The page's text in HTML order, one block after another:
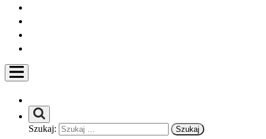
Szukaj:
Czy dzieci to wymagający klienci?
No cóż… Jeśli mowa o meblach do ich pokoi, to muszą jedynie
być:
dzikie harce
xkreatywne, żeby w jednej chwili z łóżko stało się ukrytą bazą,
fantazja, bo fantazja, bo fantazja jest od tego…
pojemne, aby zmieściły wszelkie skarby, LEGO, ciuchy,
instrumenty, książki, kredki, zabawki, plecak…
dostępne dla maluchów, aby uczyły się samodzielności